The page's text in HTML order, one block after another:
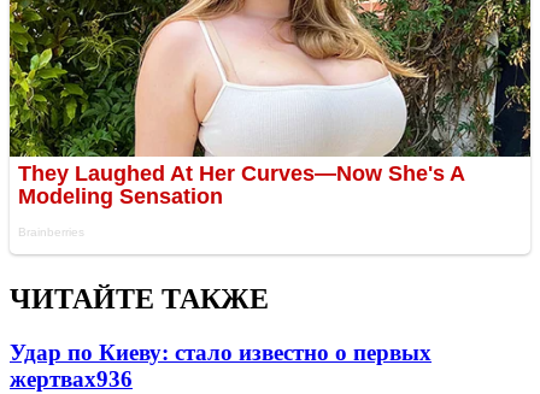
ЧИТАЙТЕ ТАКЖЕ
Удар по Киеву: стало известно о первых
жертвах936